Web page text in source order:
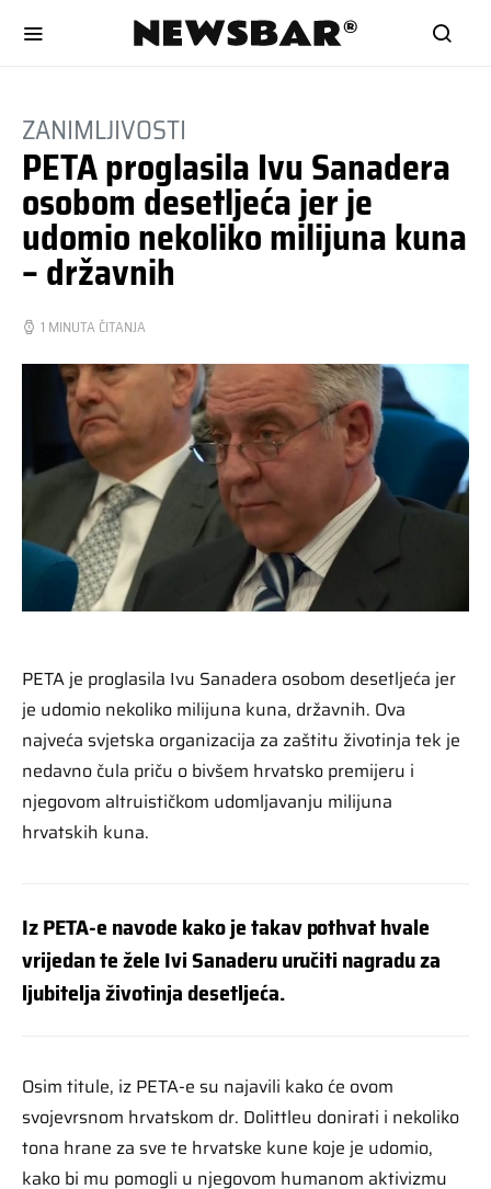
ZANIMLJIVOSTI
PETA proglasila Ivu Sanadera
osobom desetljeća jer je
udomio nekoliko milijuna kuna
– državnih
1 MINUTA ČITANJA
PETA je proglasila Ivu Sanadera osobom desetljeća jer
je udomio nekoliko milijuna kuna, državnih. Ova
najveća svjetska organizacija za zaštitu životinja tek je
nedavno čula priču o bivšem hrvatsko premijeru i
njegovom altruističkom udomljavanju milijuna
hrvatskih kuna.
Iz PETA-e navode kako je takav pothvat hvale
vrijedan te žele Ivi Sanaderu uručiti nagradu za
ljubitelja životinja desetljeća.
Osim titule, iz PETA-e su najavili kako će ovom
svojevrsnom hrvatskom dr. Dolittleu donirati i nekoliko
tona hrane za sve te hrvatske kune koje je udomio,
kako bi mu pomogli u njegovom humanom aktivizmu